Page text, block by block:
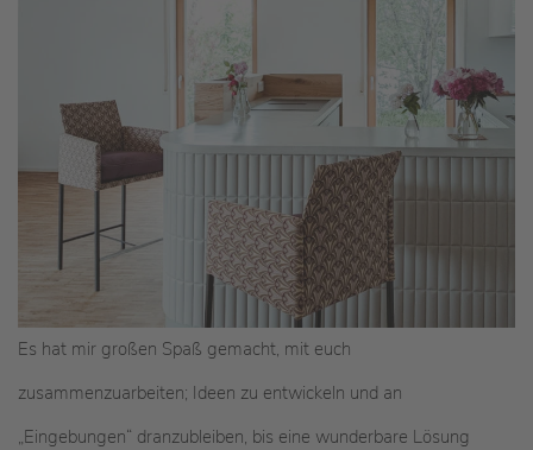
Es hat mir großen Spaß gemacht, mit euch
zusammenzuarbeiten; Ideen zu entwickeln und an
„Eingebungen“ dranzubleiben, bis eine wunderbare Lösung